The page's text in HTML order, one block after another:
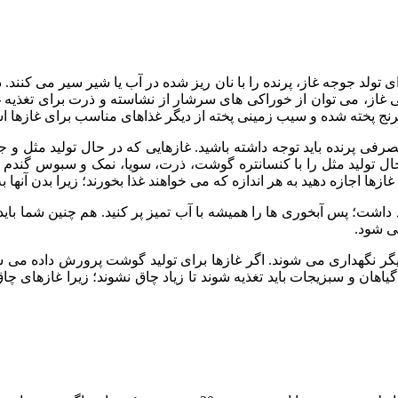
تولد جوجه غاز، پرنده را با نان ریز شده در آب یا شیر سیر می
می توان از خوراکی های سرشار از نشاسته و ذرت برای تغذیه
پخته شده و سیب زمینی پخته از دیگر غذاهای مناسب برای
پرنده باید توجه داشته باشید. غازهایی که در حال تولید مثل و
حال تولید مثل را با کنسانتره گوشت، ذرت، سویا، نمک و سبوس
اجازه دهید به هر اندازه که می خواهند غذا بخورند؛ زیرا بدن آنها
پس آبخوری ها را همیشه با آب تمیز پر کنید. هم چنین شما
شود.
می شوند. اگر غازها برای تولید گوشت پرورش داده می
و سبزیجات باید تغذیه شوند تا زیاد چاق نشوند؛ زیرا